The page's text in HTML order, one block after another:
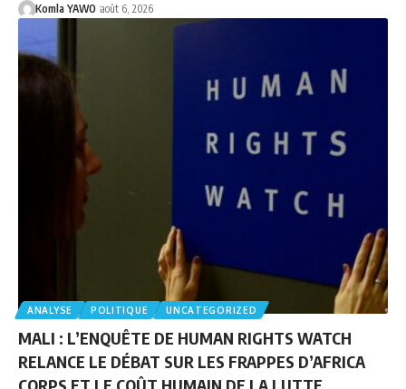
Komla YAWO août 6, 2026
ANALYSE POLITIQUE UNCATEGORIZED
MALI : L’ENQUÊTE DE HUMAN RIGHTS WATCH
RELANCE LE DÉBAT SUR LES FRAPPES D’AFRICA